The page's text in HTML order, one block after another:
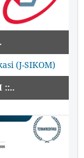
(J-SIKOM)
::..